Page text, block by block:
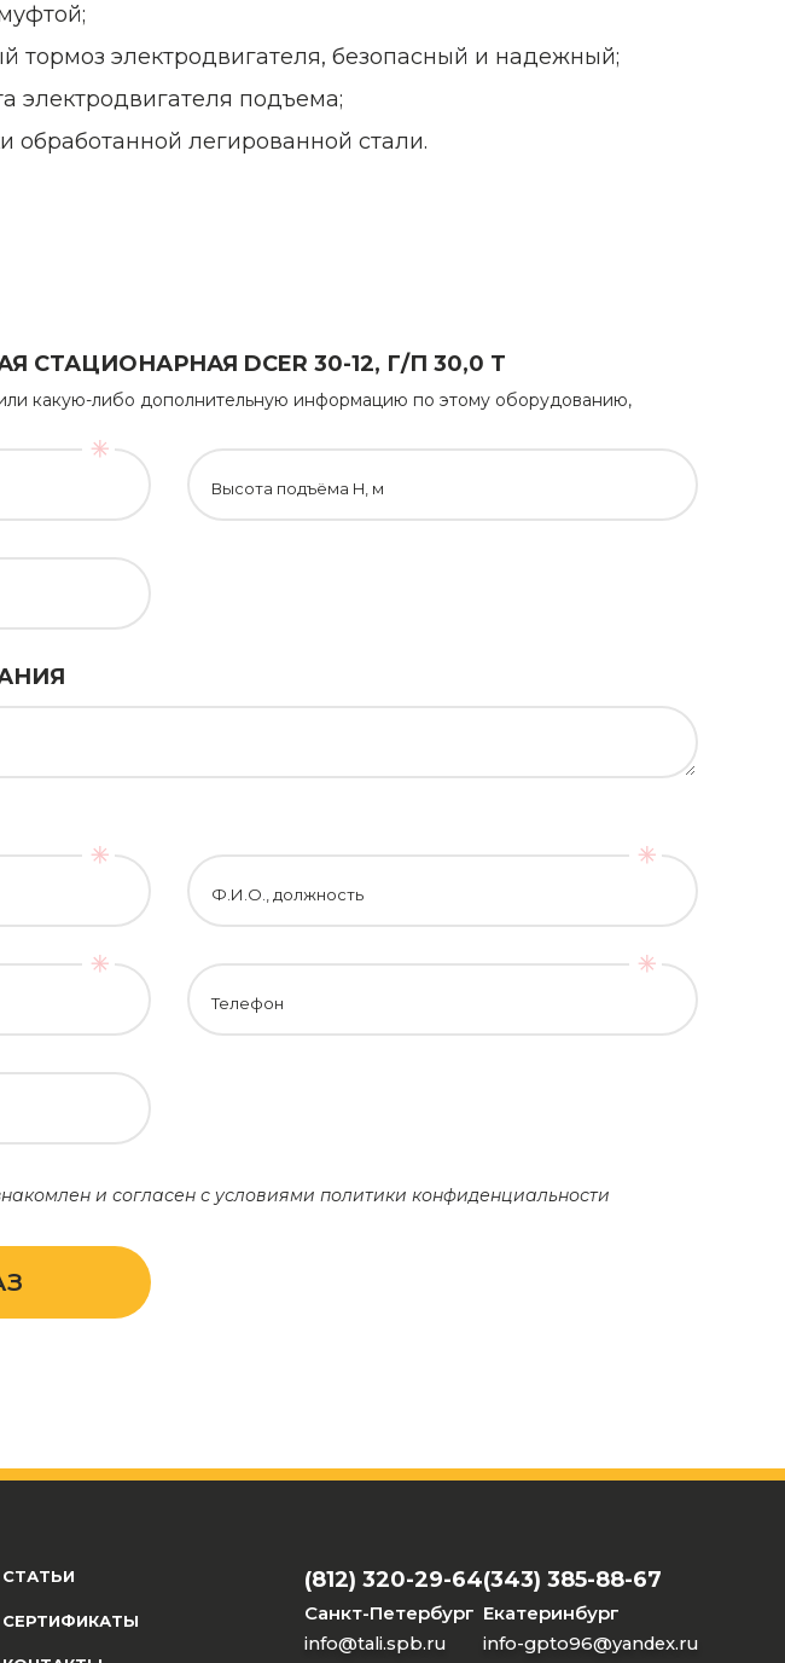
тормоз электродвигателя, безопасный и надежный;
электродвигателя подъема;
обработанной легированной стали.
СТАЦИОНАРНАЯ DCER 30-12, Г/П 30,0 Т
или какую-либо дополнительную информацию по этому оборудованию,
Высота подъёма H, м
Ф.И.О., должность
Телефон
и согласен с условиями политики конфиденциальности
СТАТЬИ
СЕРТИФИКАТЫ
(812) 320-29-64
Санкт-Петербург
info@tali.spb.ru
(343) 385-88-67
Екатеринбург
info-gpto96@yandex.ru